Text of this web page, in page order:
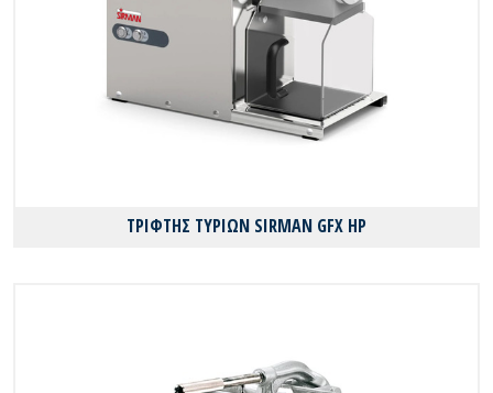
ΤΡΙΦΤΗΣ ΤΥΡΙΩΝ SIRMAN GFX HP